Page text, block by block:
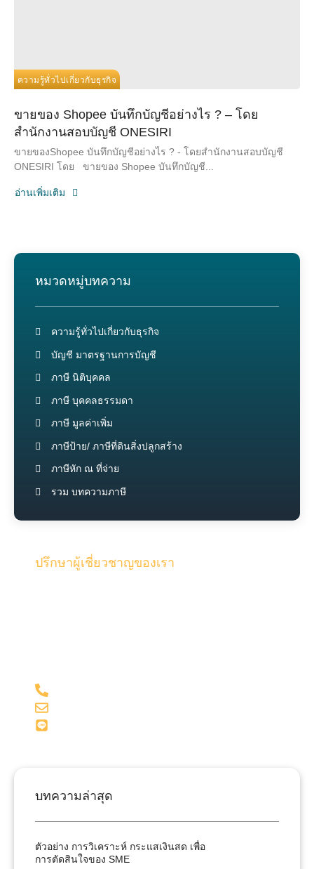
ความรู้ทั่วไปเกี่ยวกับธุรกิจ
ขายของ Shopee บันทึกบัญชีอย่างไร ? – โดย
สำนักงานสอบบัญชี ONESIRI
ขายของShopee บันทึกบัญชีอย่างไร ? - โดยสำนักงานสอบบัญชี
ONESIRI โดย ขายของ Shopee บันทึกบัญชี...
อ่านเพิ่มเติม
หมวดหมู่บทความ
ความรู้ทั่วไปเกี่ยวกับธุรกิจ
บัญชี มาตรฐานการบัญชี
ภาษี นิติบุคคล
ภาษี บุคคลธรรมดา
ภาษี มูลค่าเพิ่ม
ภาษีป้าย/ ภาษีที่ดินสิ่งปลูกสร้าง
ภาษีหัก ณ ที่จ่าย
รวม บทความภาษี
ปรึกษาผู้เชี่ยวชาญของเรา
บทความล่าสุด
ตัวอย่าง การวิเคราะห์ กระแสเงินสด เพื่อ
การตัดสินใจของ SME